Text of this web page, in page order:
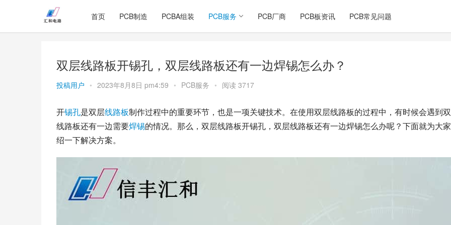
首页 PCB制造 PCBA组装 PCB服务 PCB厂商 PCB板资讯 PCB常见问题
双层线路板开锡孔，双层线路板还有一边焊锡怎么办？
投稿用户 • 2023年8月8日 pm4:59 • PCB服务 • 阅读 3717
开锡孔是双层线路板制作过程中的重要环节，也是一项关键技术。在使用双层线路板的过程中，有时候会遇到
线路板还有一边需要焊锡的情况。那么，双层线路板开锡孔，双层线路板还有一边焊锡怎么办呢？下面就为大
绍一下解决方案。